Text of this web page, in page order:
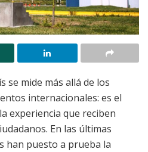
se mide más allá de los
internacionales: es el
experiencia que reciben
En las últimas
han puesto a prueba la